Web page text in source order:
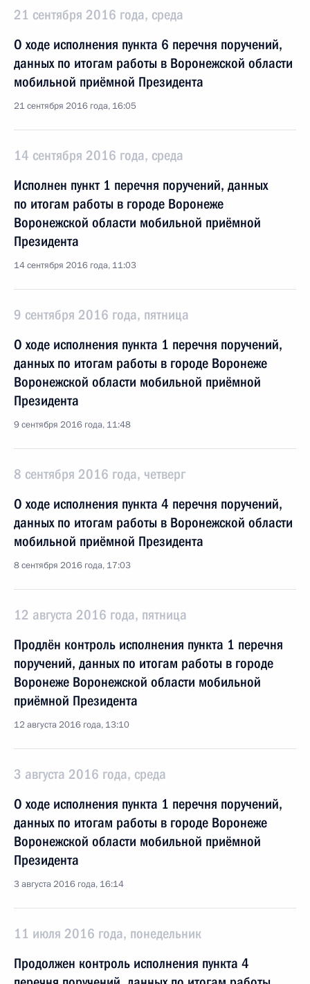
21 сентября 2016 года, среда
О ходе исполнения пункта 6 перечня поручений,
данных по итогам работы в Воронежской области
мобильной приёмной Президента
21 сентября 2016 года, 16:05
14 сентября 2016 года, среда
Исполнен пункт 1 перечня поручений, данных
по итогам работы в городе Воронеже
Воронежской области мобильной приёмной
Президента
14 сентября 2016 года, 11:03
9 сентября 2016 года, пятница
О ходе исполнения пункта 1 перечня поручений,
данных по итогам работы в городе Воронеже
Воронежской области мобильной приёмной
Президента
9 сентября 2016 года, 11:48
8 сентября 2016 года, четверг
О ходе исполнения пункта 4 перечня поручений,
данных по итогам работы в Воронежской области
мобильной приёмной Президента
8 сентября 2016 года, 17:03
12 августа 2016 года, пятница
Продлён контроль исполнения пункта 1 перечня
поручений, данных по итогам работы в городе
Воронеже Воронежской области мобильной
приёмной Президента
12 августа 2016 года, 13:10
3 августа 2016 года, среда
О ходе исполнения пункта 1 перечня поручений,
данных по итогам работы в городе Воронеже
Воронежской области мобильной приёмной
Президента
3 августа 2016 года, 16:14
11 июля 2016 года, понедельник
Продолжен контроль исполнения пункта 4